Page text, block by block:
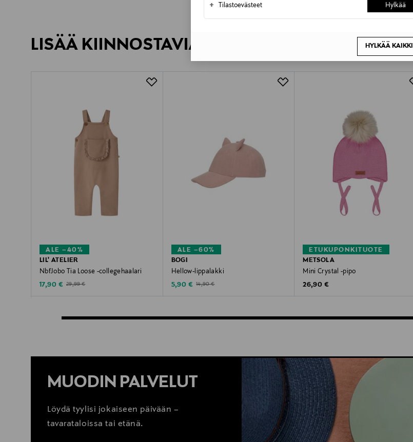
+ Tilastoevästeet Hylkää
HYLKÄÄ KAIKKI
LISÄÄ KIINNOSTAVIA TUOTTEITA
ALE –40%
LIL' ATELIER
NbfJobo Tia Loose -collegehaalari
Discounted Price
17,90 € Original Price
29,99 €
ALE –60%
BOGI
Hellow-lippalakki
Discounted Price
5,90 € Original Price
14,90 €
ETUKUPONKITUOTE
METSOLA
Mini Crystal -pipo
Original Price
26,90 €
MUODIN PALVELUT
Löydä tyylisi jokaiseen päivään –
tavarataloissa tai etänä.